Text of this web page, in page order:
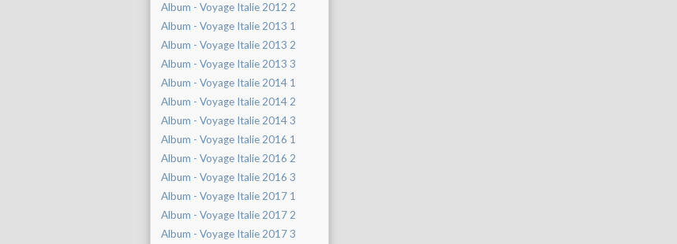
Album - Voyage Italie 2012 2
Album - Voyage Italie 2013 1
Album - Voyage Italie 2013 2
Album - Voyage Italie 2013 3
Album - Voyage Italie 2014 1
Album - Voyage Italie 2014 2
Album - Voyage Italie 2014 3
Album - Voyage Italie 2016 1
Album - Voyage Italie 2016 2
Album - Voyage Italie 2016 3
Album - Voyage Italie 2017 1
Album - Voyage Italie 2017 2
Album - Voyage Italie 2017 3